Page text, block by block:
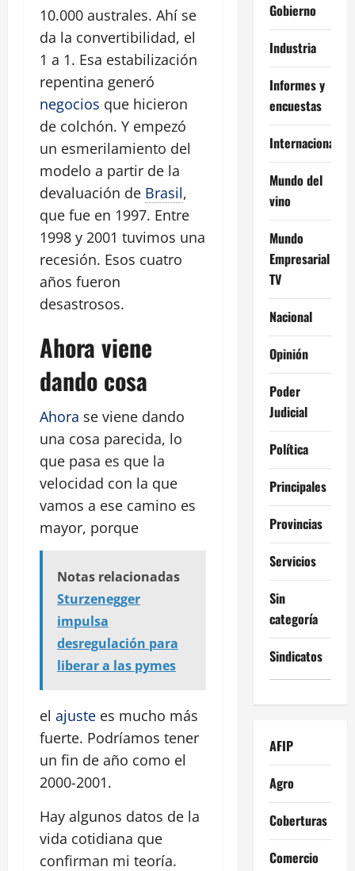
10.000 australes. Ahí se
da la convertibilidad, el
1 a 1. Esa estabilización
repentina generó
negocios que hicieron
de colchón. Y empezó
un esmerilamiento del
modelo a partir de la
devaluación de Brasil,
que fue en 1997. Entre
1998 y 2001 tuvimos una
recesión. Esos cuatro
años fueron
desastrosos.
Ahora viene
dando cosa
Ahora se viene dando
una cosa parecida, lo
que pasa es que la
velocidad con la que
vamos a ese camino es
mayor, porque
Notas relacionadas
Sturzenegger
impulsa
desregulación para
liberar a las pymes
el ajuste es mucho más
fuerte. Podríamos tener
un fin de año como el
2000-2001.
Hay algunos datos de la
vida cotidiana que
confirman mi teoría.
Gobierno
Industria
Informes y
encuestas
Internacional
Mundo del
vino
Mundo
Empresarial
TV
Nacional
Opinión
Poder
Judicial
Política
Principales
Provincias
Servicios
Sin
categoría
Sindicatos
AFIP
Agro
Coberturas
Comercio